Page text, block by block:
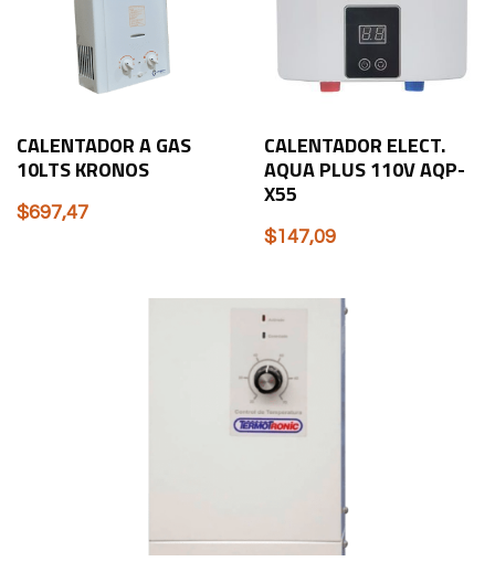
CALENTADOR A GAS
10LTS KRONOS
$697,47
CALENTADOR ELECT.
AQUA PLUS 110V AQP-
X55
$147,09